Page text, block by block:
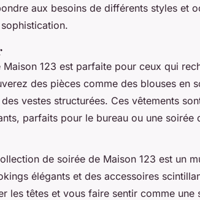
aux besoins de différents styles et
Maison 123 est parfaite pour ceux qui
des pièces comme des blouses en
vestes structurées. Ces vêtements
parfaits pour le bureau ou une soirée
de soirée de Maison 123 est un
élégants et des accessoires
les têtes et vous faire sentir comme une